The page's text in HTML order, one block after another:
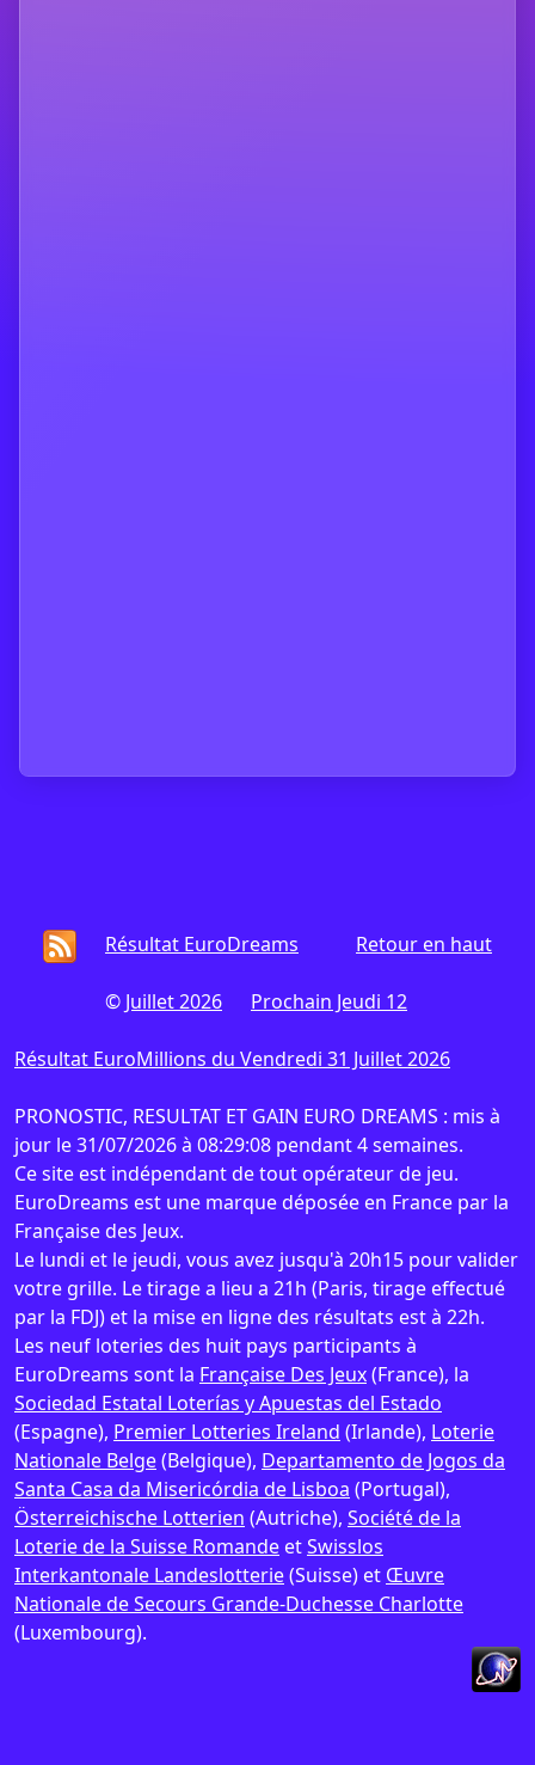
Retour en haut
Résultat EuroDreams
© Juillet 2026 Prochain Jeudi 12
Résultat EuroMillions du Vendredi 31 Juillet 2026
PRONOSTIC, RESULTAT ET GAIN EURO DREAMS : mis à
jour le 31/07/2026 à 08:29:08 pendant 4 semaines.
Ce site est indépendant de tout opérateur de jeu.
EuroDreams est une marque déposée en France par la
Française des Jeux.
Le lundi et le jeudi, vous avez jusqu'à 20h15 pour valider
votre grille. Le tirage a lieu a 21h (Paris, tirage effectué
par la FDJ) et la mise en ligne des résultats est à 22h.
Les neuf loteries des huit pays participants à
EuroDreams sont la Française Des Jeux(France), la
Sociedad Estatal Loterías y Apuestas del Estado
(Espagne), Premier Lotteries Ireland (Irlande), Loterie
Nationale Belge(Belgique), Departamento de Jogos da
Santa Casa da Misericórdia de Lisboa (Portugal),
Österreichische Lotterien (Autriche), Société de la
Loterie de la Suisse Romande etSwisslos
Interkantonale Landeslotterie(Suisse) et Œuvre
Nationale de Secours Grande-Duchesse Charlotte
(Luxembourg).